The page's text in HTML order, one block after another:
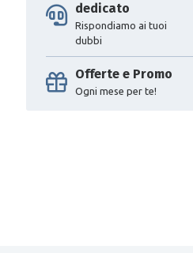
dedicato
Rispondiamo ai tuoi
dubbi
Offerte e Promo
Ogni mese per te!